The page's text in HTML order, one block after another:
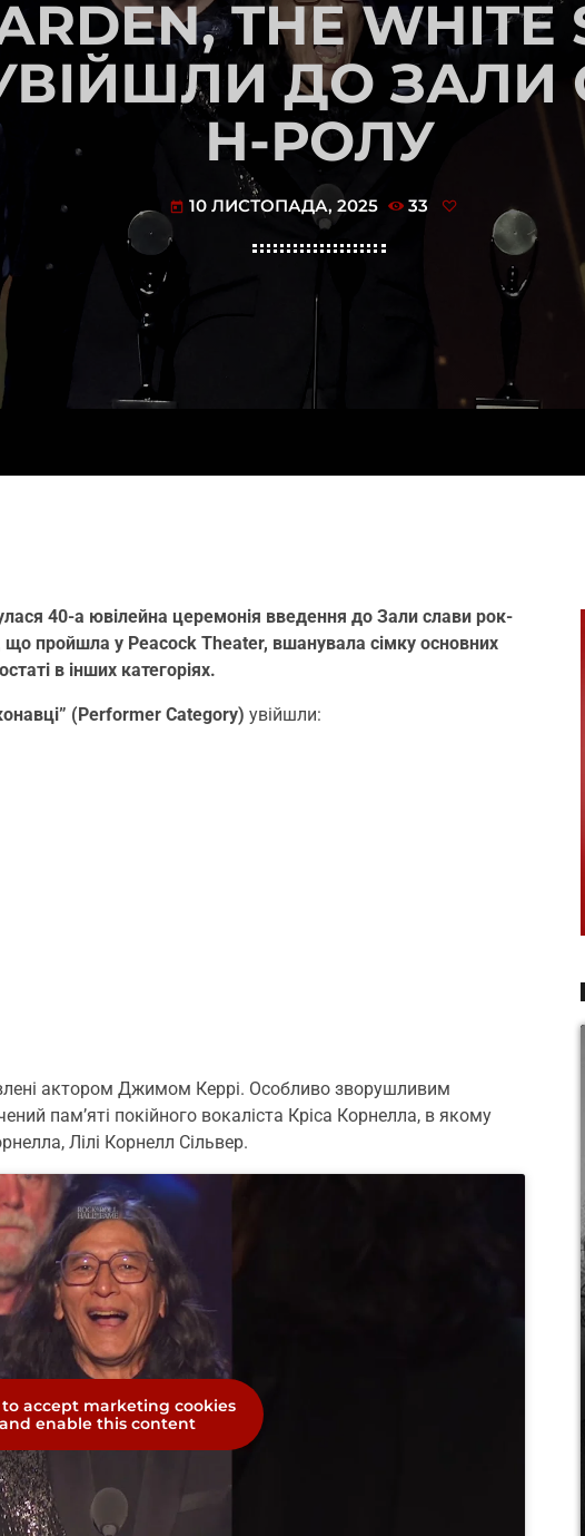
THE WHITE
УВІЙШЛИ ДО
Н-РОЛУ
today 10 ЛИСТОПАДА, 2025 33
40-а ювілейна церемонія введення до Зали слави рок-
пройшла у Peacock Theater, вшанувала сімку основних
в інших категоріях.
(Performer Category) увійшли:
актором Джимом Керрі. Особливо зворушливим
пам’яті покійного вокаліста Кріса Корнелла, в якому
Лілі Корнелл Сільвер.
to accept marketing cookies
and enable this content